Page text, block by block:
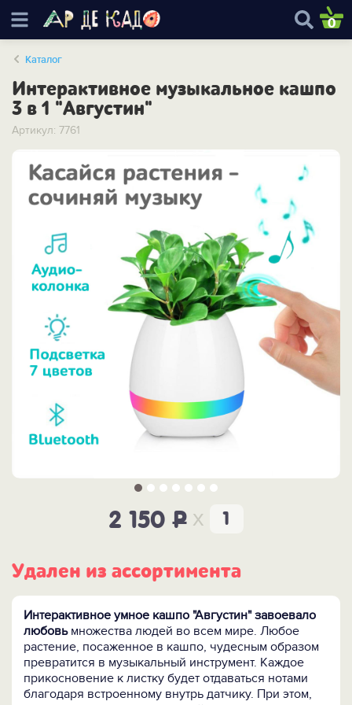
0
Каталог
Интерактивное музыкальное кашпо
3 в 1 "Августин"
Артикул: 7761
2 150P x
Удален из ассортимента
Интерактивное умное кашпо "Августин" завоевало
любовь множества людей во всем мире. Любое
растение, посаженное в кашпо, чудесным образом
превратится в музыкальный инструмент. Каждое
прикосновение к листку будет отдаваться нотами
благодаря встроенному внутрь датчику. При этом,